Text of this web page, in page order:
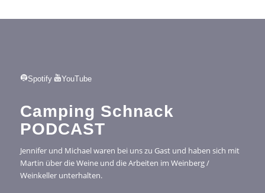
Spotify YouTube
Camping Schnack
PODCAST
Jennifer und Michael waren bei uns zu Gast und haben sich mit
Martin über die Weine und die Arbeiten im Weinberg /
Weinkeller unterhalten.